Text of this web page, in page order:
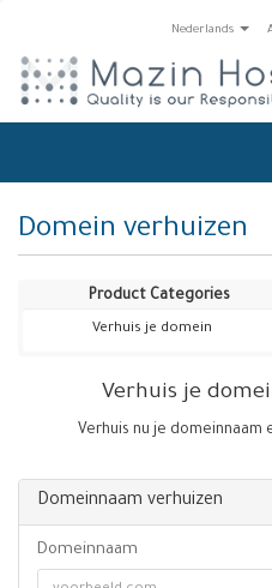
Nederlands
Domein verhuizen
Product Categories
Verhuis je
Verhuis nu je domeinnaam
Domeinnaam verhuizen
Domeinnaam